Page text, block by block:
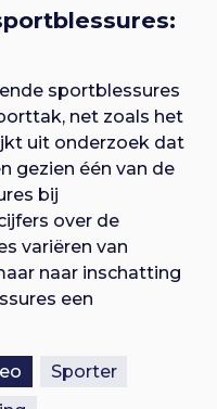
sportblessures
net zoals het
uit onderzoek dat
gezien één van de
bij
over de
variëren van
naar inschatting
een
Sporter